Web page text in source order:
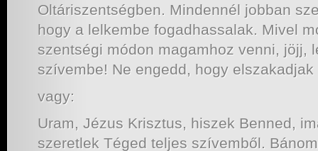
Oltáriszentségben. Mindennél jobban
hogy a lelkembe fogadhassalak. Mivel
szentségi módon magamhoz venni, jöjj,
szívembe! Ne engedd, hogy elszakadjak
vagy:
Uram, Jézus Krisztus, hiszek Benned,
szeretlek Téged teljes szívemből.